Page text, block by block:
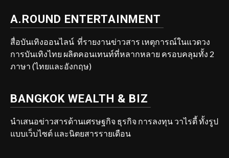
A.ROUND ENTERTAINMENT
สื่อบันเทิงออนไลน์ ที่รายงานข่าวสาร เหตุการณ์ในแวดวง
การบันเทิงไทย ผลิตคอนเทนท์ที่หลากหลาย ครอบคลุมทั้ง 2
ภาษา (ไทยและอังกฤษ)
BANGKOK WEALTH & BIZ
นำเสนอข่าวสารด้านเศรษฐกิจ ธุรกิจ การลงทุน วาไรตี้ ทั้งรูป
แบบเว็บไซต์ และนิตยสารรายเดือน